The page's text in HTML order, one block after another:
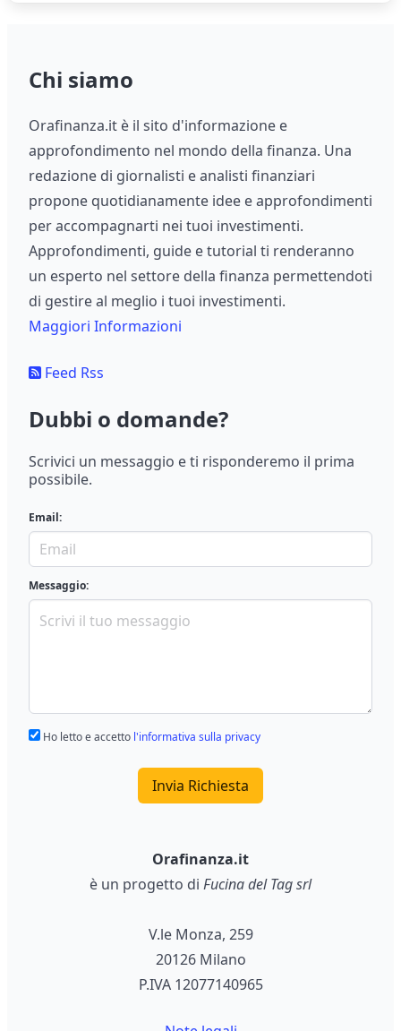
Chi siamo
Orafinanza.it è il sito d'informazione e
approfondimento nel mondo della finanza. Una
redazione di giornalisti e analisti finanziari
propone quotidianamente idee e approfondimenti
per accompagnarti nei tuoi investimenti.
Approfondimenti, guide e tutorial ti renderanno
un esperto nel settore della finanza permettendoti
di gestire al meglio i tuoi investimenti.
Maggiori Informazioni
Feed Rss
Dubbi o domande?
Scrivici un messaggio e ti risponderemo il prima
possibile.
Email:
Messaggio:
Ho letto e accetto l'informativa sulla privacy
Invia Richiesta
Orafinanza.it
è un progetto di Fucina del Tag srl
V.le Monza, 259
20126 Milano
P.IVA 12077140965